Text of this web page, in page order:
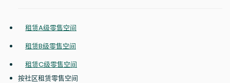
租赁A级零售空间
租赁B级零售空间
租赁C级零售空间
按社区租赁零售空间